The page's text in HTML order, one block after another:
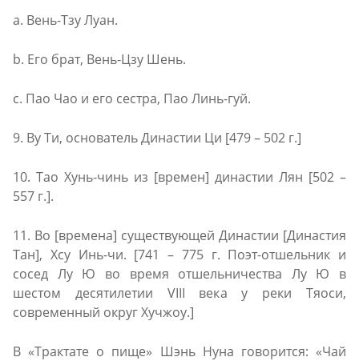
a. Вень-Тзу Луан.
b. Его брат, Вень-Цзу Шень.
c. Пао Чао и его сестра, Пао Линь-гуй.
9. Ву Ти, основатель Династии Ци [479 – 502 г.]
10. Тао Хунь-чинь из [времен] династии Лян [502 –
557 г.].
11. Вo [времена] существующей Династии [Династия
Тан], Хсу Инь-чи. [741 – 775 г. Поэт-отшельник и
сосед Лу Ю во время отшельничества Лу Ю в
шестом десятилетии VIII века у реки Тяоси,
современный округ Хучжоу.]
В «Трактате о пище» Шэнь Нyна говорится: «Чай